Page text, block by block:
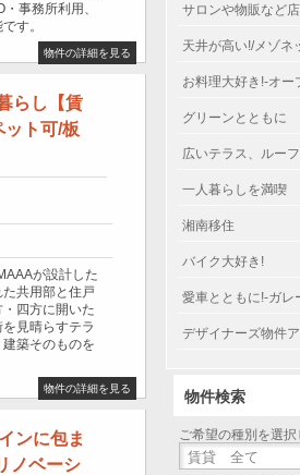
事務所利用、
す。
物件の詳細を見る
らし【賃
ット可/板
が設計した
共用部と住戸
四方に開いた
見晴らすテラ
築そのものを
物件の詳細を見る
ンに包ま
ノベーシ
サロンや物販など
天井が高い!/メゾネ
お料理大好き!-オー
グリーンとともに
広いテラス、ルー
一人暮らしを満喫
湘南移住
バイク大好き!
愛車とともに!-ガレ
デザイナーズ物件
物件検索
ご希望の種別を選